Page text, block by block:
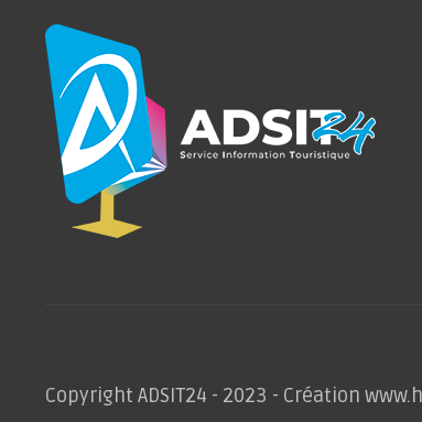
Copyright ADSIT24 - 2023 - Création